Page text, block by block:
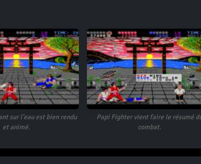
sur l'eau est bien rendu
et animé.
Papi Fighter vient faire le résumé
combat.